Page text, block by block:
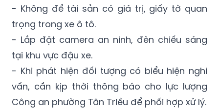
- Không để tài sản có giá trị, giấy tờ quan
trọng trong xe ô tô.
- Lắp đặt camera an ninh, đèn chiếu sáng
tại khu vực đậu xe.
- Khi phát hiện đối tượng có biểu hiện nghi
vấn, cần kịp thời thông báo cho lực lượng
Công an phường Tân Triều để phối hợp xử lý.